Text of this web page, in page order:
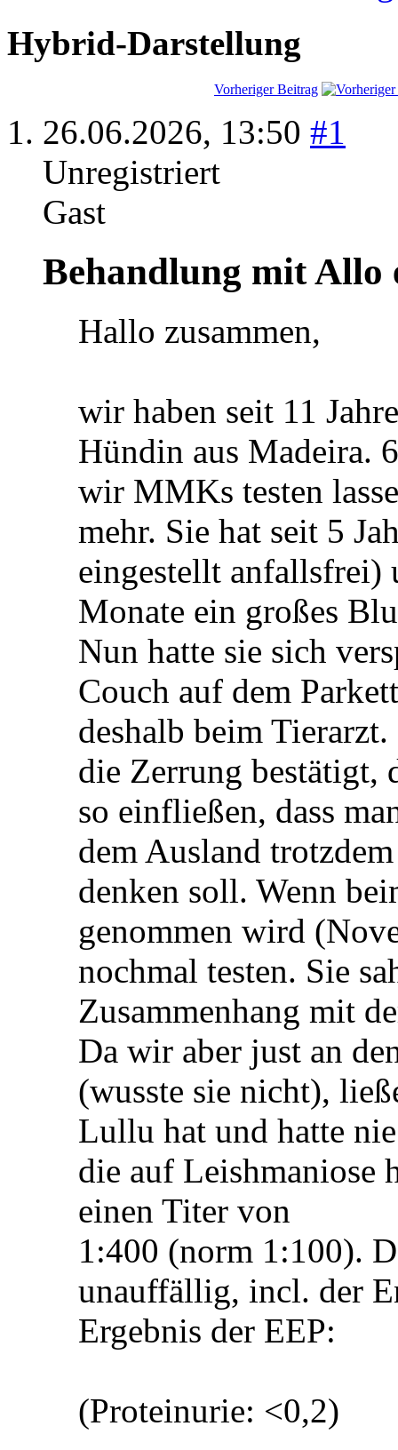
Hybrid-Darstellung
Vorheriger Beitrag
26.06.2026, 13:50 #1
Unregistriert
Gast
Behandlung mit Allo
Hallo zusammen,
wir haben seit 11
Hündin aus Madeira.
wir MMKs testen
mehr. Sie hat seit 5
eingestellt anfallsfrei)
Monate ein großes
Nun hatte sie sich
Couch auf dem
deshalb beim
die Zerrung bestätigt,
so einfließen, dass
dem Ausland
denken soll. Wenn
genommen wird
nochmal testen. Sie
Zusammenhang mit
Da wir aber just an
(wusste sie nicht),
Lullu hat und hatte
die auf Leishmaniose
einen Titer von
1:400 (norm 1:100).
unauffällig, incl. der
Ergebnis der EEP:
(Proteinurie: <0,2)